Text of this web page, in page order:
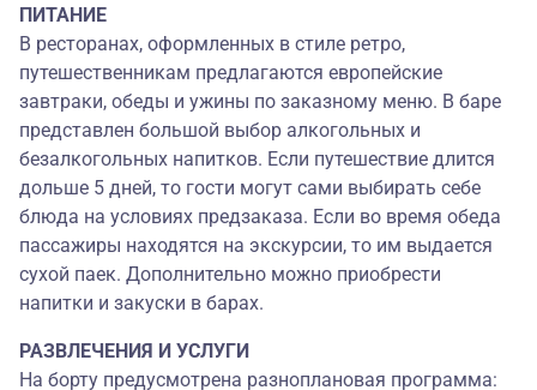
ПИТАНИЕ
В ресторанах, оформленных в стиле ретро,
путешественникам предлагаются европейские
завтраки, обеды и ужины по заказному меню. В баре
представлен большой выбор алкогольных и
безалкогольных напитков. Если путешествие длится
дольше 5 дней, то гости могут сами выбирать себе
блюда на условиях предзаказа. Если во время обеда
пассажиры находятся на экскурсии, то им выдается
сухой паек. Дополнительно можно приобрести
напитки и закуски в барах.
РАЗВЛЕЧЕНИЯ И УСЛУГИ
На борту предусмотрена разноплановая программа: